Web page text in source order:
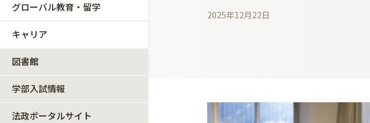
グローバル教育・留学
キャリア
図書館
学部入試情報
法政ポータルサイト
2025年12月22日